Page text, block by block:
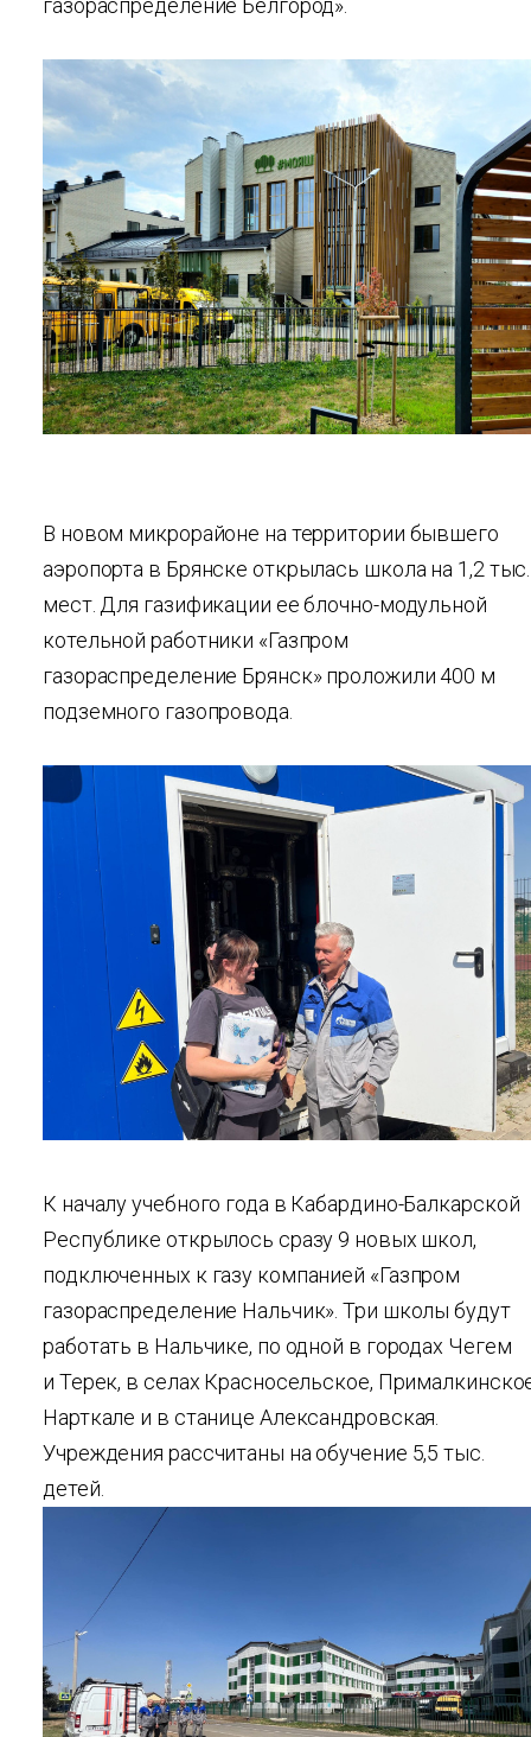
газораспределение Белгород».
В новом микрорайоне на территории бывшего
аэропорта в Брянске открылась школа на 1,2 тыс.
мест. Для газификации ее блочно-модульной
котельной работники «Газпром
газораспределение Брянск» проложили 400 м
подземного газопровода.
К началу учебного года в Кабардино-Балкарской
Республике открылось сразу 9 новых школ,
подключенных к газу компанией «Газпром
газораспределение Нальчик». Три школы будут
работать в Нальчике, по одной в городах Чегем
и Терек, в селах Красносельское,
Нарткале и в станице Александровская.
Учреждения рассчитаны на обучение 5,5 тыс.
детей.